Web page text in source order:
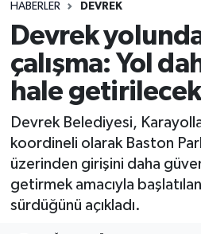
HABERLER DEVREK
Devrek
çalışma: Yol
hale getirilecek
Devrek Belediyesi,
koordineli olarak Baston
üzerinden girişini daha
getirmek amacıyla başlatılan
sürdüğünü açıkladı.
Alaplı
Asayiş
Bartın
Karabük
Tüm Manşetler
Son Dakika Haberleri
Haber Arşivi